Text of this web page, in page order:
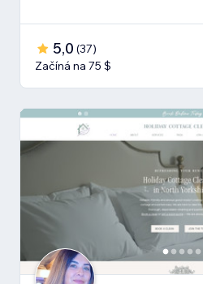
5,0 (37)
Začíná na 75 $